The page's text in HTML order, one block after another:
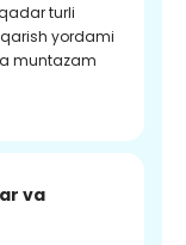
turli
yordami
muntazam
va